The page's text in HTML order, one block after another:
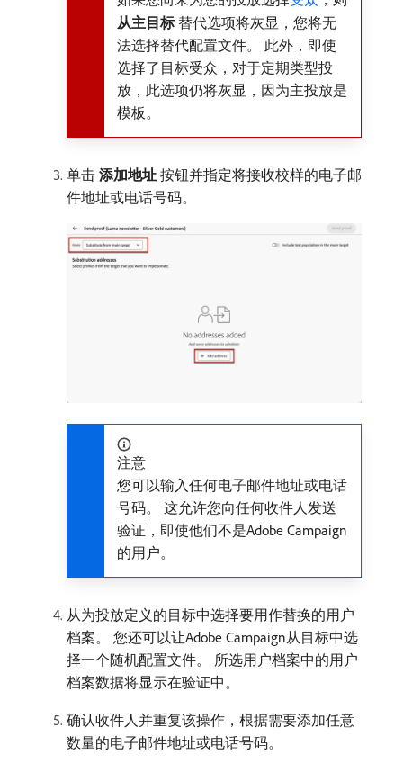
从主目标​替代选项将灰显，您将无
法选择替代配置文件。 此外，即使
选择了目标受众，对于定期类型投
放，此选项仍将灰显，因为主投放是
模板。
单击​ 添加地址 ​按钮并指定将接收校样的电子邮
件地址或电话号码。
注意
您可以输入任何电子邮件地址或电话
号码。 这允许您向任何收件人发送
验证，即使他们不是Adobe Campaign
的用户。
从为投放定义的目标中选择要用作替换的用户
档案。 您还可以让Adobe Campaign从目标中选
择一个随机配置文件。 所选用户档案中的用户
档案数据将显示在验证中。
确认收件人并重复该操作，根据需要添加任意
数量的电子邮件地址或电话号码。